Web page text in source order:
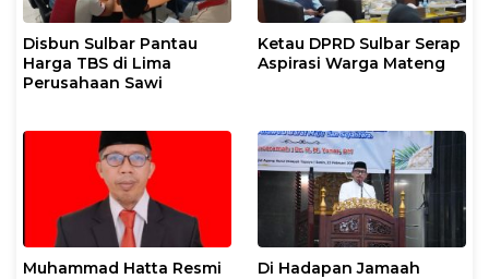
Disbun Sulbar Pantau
Harga TBS di Lima
Perusahaan Sawi
Ketau DPRD Sulbar Serap
Aspirasi Warga Mateng
Muhammad Hatta Resmi
Di Hadapan Jamaah